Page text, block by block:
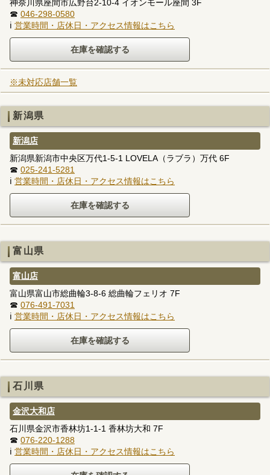
神奈川県座間市広野台2-10-4 イオンモール座間 3F
☎ 046-298-0580
ℹ 営業時間・店休日・アクセス情報はこちら
※未対応店舗一覧
新潟県
新潟店
新潟県新潟市中央区万代1-5-1 LOVELA（ラブラ）万代 6F
☎ 025-241-5281
ℹ 営業時間・店休日・アクセス情報はこちら
富山県
富山店
富山県富山市総曲輪3-8-6 総曲輪フェリオ 7F
☎ 076-491-7031
ℹ 営業時間・店休日・アクセス情報はこちら
石川県
金沢大和店
石川県金沢市香林坊1-1-1 香林坊大和 7F
☎ 076-220-1288
ℹ 営業時間・店休日・アクセス情報はこちら